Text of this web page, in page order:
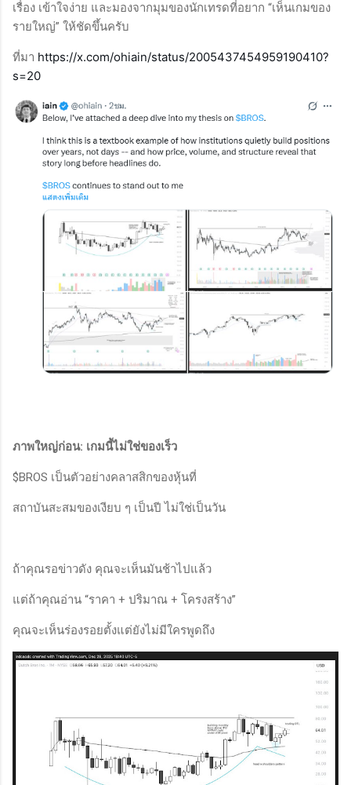
รอคอยและไม่รีบร้อนถือเป็นคุณสมบัติที่สำคัญในนักเทรด ความ
อดทนช่วยให้คุณสามารถทนต่อความผันผวนของตลาดและรอคอย
จังหวะที่ดี...
เรื่อง เข้าใจง่าย และมองจากมุมของนักเทรดที่อยาก “เห็นเกมของ
รายใหญ่” ให้ชัดขึ้นครับ
ที่มา https://x.com/ohiain/status/2005437454959190410?
s=20
ภาพใหญ่ก่อน: เกมนี้ไม่ใช่ของเร็ว
$BROS เป็นตัวอย่างคลาสสิกของหุ้นที่
สถาบันสะสมของเงียบ ๆ เป็นปี ไม่ใช่เป็นวัน
ถ้าคุณรอข่าวดัง คุณจะเห็นมันช้าไปแล้ว
แต่ถ้าคุณอ่าน “ราคา + ปริมาณ + โครงสร้าง”
คุณจะเห็นร่องรอยตั้งแต่ยังไม่มีใครพูดถึง